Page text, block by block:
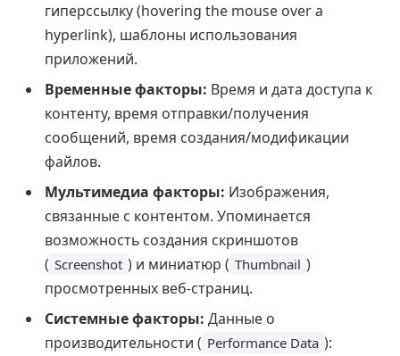
гиперссылку (hovering the mouse over a
hyperlink), шаблоны использования
приложений.
Временные факторы: Время и дата доступа к
контенту, время отправки/получения
сообщений, время создания/модификации
файлов.
Мультимедиа факторы: Изображения,
связанные с контентом. Упоминается
возможность создания скриншотов
( Screenshot ) и миниатюр ( Thumbnail )
просмотренных веб-страниц.
Системные факторы: Данные о
производительности ( Performance Data ):